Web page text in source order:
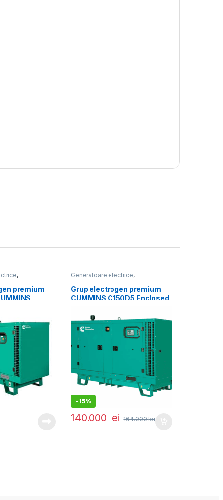
,
premium
Generatoare electrice,
Grup electrogen premium
CUMMINS C150D5 Enclosed
-15%
140.000 lei 164.000lei